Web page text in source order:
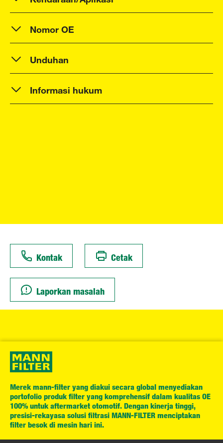
Nomor OE
Unduhan
Informasi hukum
Kontak Cetak
Laporkan masalah
Merek mann-filter yang diakui secara global menyediakan
portofolio produk filter yang komprehensif dalam kualitas OE
100% untuk aftermarket otomotif. Dengan kinerja tinggi,
presisi-rekayasa solusi filtrasi MANN-FILTER menciptakan
filter besok di mesin hari ini.